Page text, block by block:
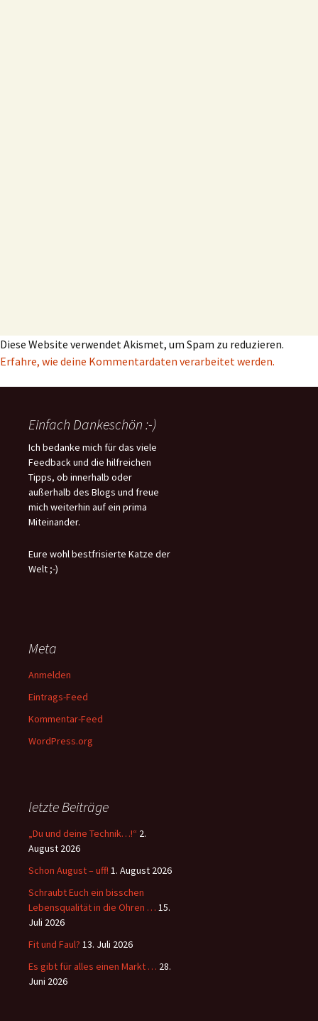
Diese Website verwendet Akismet, um Spam zu reduzieren.
Erfahre, wie deine Kommentardaten verarbeitet werden.
Einfach Dankeschön :-)
Ich bedanke mich für das viele
Feedback und die hilfreichen
Tipps, ob innerhalb oder
außerhalb des Blogs und freue
mich weiterhin auf ein prima
Miteinander.
Eure wohl bestfrisierte Katze der
Welt ;-)
Meta
Anmelden
Eintrags-Feed
Kommentar-Feed
WordPress.org
letzte Beiträge
„Du und deine Technik…!“ 2.
August 2026
Schon August – uff! 1. August 2026
Schraubt Euch ein bisschen
Lebensqualität in die Ohren … 15.
Juli 2026
Fit und Faul? 13. Juli 2026
Es gibt für alles einen Markt … 28.
Juni 2026